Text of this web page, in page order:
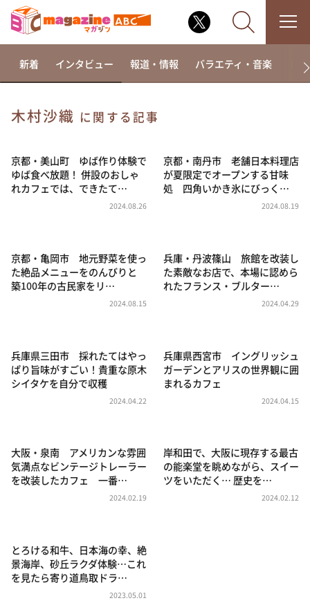
相席食堂
これ余談なんですけど・・・
～人生密着トークバラエティ！～ やすとものいたっ
news おかえり
河合＆A.B.C-Z塚田×福井アナ「なんでやねん！？」
（news おかえり）
朝だ！生です旅サラダ
教えて！ニュースライブ 正義のミカタ
ポツンと一軒家
ザキ山小屋本館
新着 インタビュー 報道・情報 バラエティ・音楽 ド
木村沙織 に関する記事
京都・美山町 ゆば作り体験で
ゆば食べ放題！ 併設のおしゃ
れカフェでは、できたて…
2024.08.26
京都・南丹市 老舗日本料理店
が夏限定でオープンする甘味
処 四角いかき氷にびっく…
2024.08.19
京都・亀岡市 地元野菜を使っ
た絶品メニューをのんびりと
築100年の古民家をリ…
2024.08.15
兵庫・丹波篠山 旅館を改装し
た素敵なお店で、本場に認めら
れたフランス・ブルター…
2024.04.29
兵庫県三田市 採れたてはやっ
ぱり旨味がすごい！貴重な原木
シイタケを自分で収穫
2024.04.22
兵庫県西宮市 イングリッシュ
ガーデンとアリスの世界観に囲
まれるカフェ
2024.04.15
大阪・泉南 アメリカンな雰囲
気満点なビンテージトレーラー
を改装したカフェ 一番…
2024.02.19
岸和田で、大阪に現存する最古
の能楽堂を眺めながら、スイー
ツをいただく… 歴史を…
2024.02.12
とろける和牛、日本海の幸、絶
景海岸、砂丘ラクダ体験…これ
を見たら寄り道鳥取ドラ…
2023.05.01